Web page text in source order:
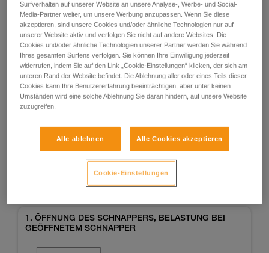
Beispiele Beispiele
Beispiele von Risikosituationen in der Praxis
1. ÖFFNUNG DES SCHNAPPERS, BELASTUNG BEI
GEÖFFNETEM SCHNAPPER
Surfverhalten auf unserer Website an unsere Analyse-, Werbe- und Social-
Media-Partner weiter, um unsere Werbung anzupassen. Wenn Sie diese
akzeptieren, sind unsere Cookies und/oder ähnliche Technologien nur auf
unserer Website aktiv und verfolgen Sie nicht auf andere Websites. Die
Cookies und/oder ähnliche Technologien unserer Partner werden Sie während
Ihres gesamten Surfens verfolgen. Sie können Ihre Einwilligung jederzeit
widerrufen, indem Sie auf den Link „Cookie-Einstellungen“ klicken, der sich am
unteren Rand der Website befindet. Die Ablehnung aller oder eines Teils dieser
Cookies kann Ihre Benutzererfahrung beeinträchtigen, aber unter keinen
Umständen wird eine solche Ablehnung Sie daran hindern, auf unsere Website
zuzugreifen.
Alle ablehnen Alle Cookies akzeptieren
Cookie-Einstellungen